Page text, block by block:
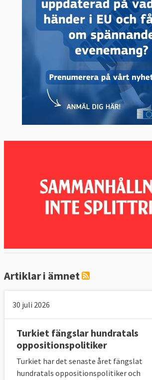
Artiklar i ämnet
30 juli 2026
Turkiet fängslar hundratals
oppositionspolitiker
Turkiet har det senaste året fängslat
hundratals oppositionspolitiker och